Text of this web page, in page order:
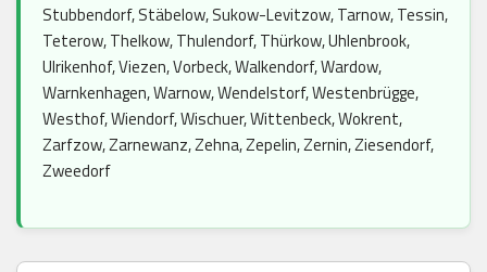
Stubbendorf, Stäbelow, Sukow-Levitzow, Tarnow, Tessin,
Teterow, Thelkow, Thulendorf, Thürkow, Uhlenbrook,
Ulrikenhof, Viezen, Vorbeck, Walkendorf, Wardow,
Warnkenhagen, Warnow, Wendelstorf, Westenbrügge,
Westhof, Wiendorf, Wischuer, Wittenbeck, Wokrent,
Zarfzow, Zarnewanz, Zehna, Zepelin, Zernin, Ziesendorf,
Zweedorf